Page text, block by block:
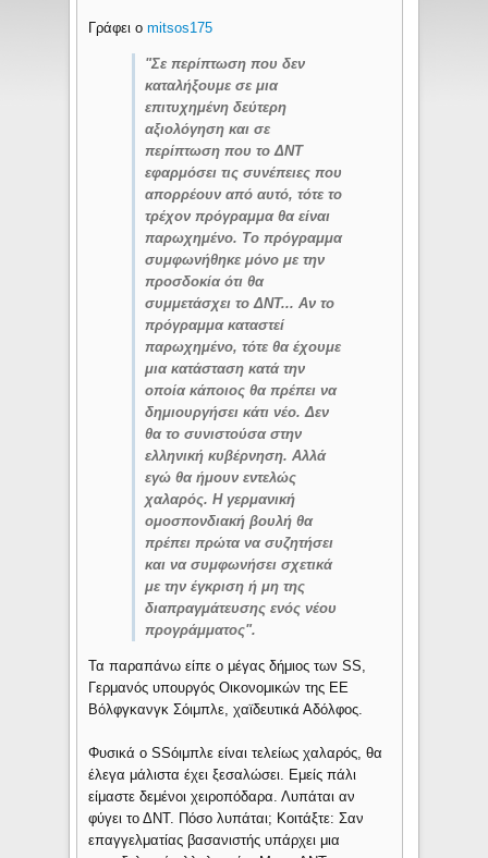
Γράφει οmitsos175
"Σε περίπτωση που δεν
καταλήξουμε σε μια
επιτυχημένη δεύτερη
αξιολόγηση και σε
περίπτωση που το ΔΝΤ
εφαρμόσει τις συνέπειες που
απορρέουν από αυτό, τότε το
τρέχον πρόγραμμα θα είναι
παρωχημένο. Το πρόγραμμα
συμφωνήθηκε μόνο με την
προσδοκία ότι θα
συμμετάσχει το ΔΝΤ... Αν το
πρόγραμμα καταστεί
παρωχημένο, τότε θα έχουμε
μια κατάσταση κατά την
οποία κάποιος θα πρέπει να
δημιουργήσει κάτι νέο. Δεν
θα το συνιστούσα στην
ελληνική κυβέρνηση. Αλλά
εγώ θα ήμουν εντελώς
χαλαρός. Η γερμανική
ομοσπονδιακή βουλή θα
πρέπει πρώτα να συζητήσει
και να συμφωνήσει σχετικά
με την έγκριση ή μη της
διαπραγμάτευσης ενός νέου
προγράμματος".
Τα παραπάνω είπε ο μέγας δήμιος των SS,
Γερμανός υπουργός Οικονομικών της ΕΕ
Βόλφγκανγκ Σόιμπλε, χαϊδευτικά Αδόλφος.
Φυσικά o SSόιμπλε είναι τελείως χαλαρός, θα
έλεγα μάλιστα έχει ξεσαλώσει. Εμείς πάλι
είμαστε δεμένοι χειροπόδαρα. Λυπάται αν
φύγει το ΔΝΤ. Πόσο λυπάται; Κοιτάξτε: Σαν
επαγγελματίας βασανιστής υπάρχει μια